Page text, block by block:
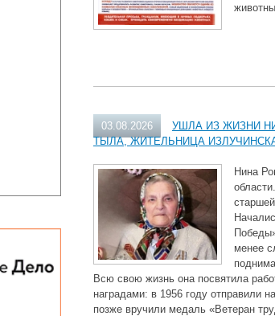
03.08.2026
УШЛА ИЗ ЖИЗНИ
ТЫЛА, ЖИТЕЛЬНИЦА
Нина
менее
Всю свою жизнь она посвятила
наградами: в 1956 году отправили
позже вручили медаль «Ветеран